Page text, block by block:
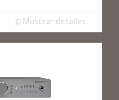
Mostrar detalles